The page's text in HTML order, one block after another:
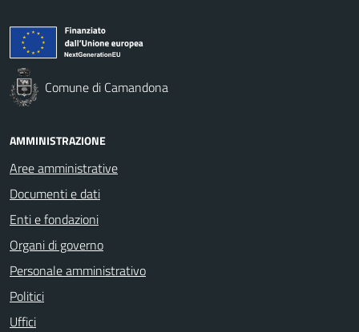
Comune di Camandona
AMMINISTRAZIONE
Aree amministrative
Documenti e dati
Enti e fondazioni
Organi di governo
Personale amministrativo
Politici
Uffici